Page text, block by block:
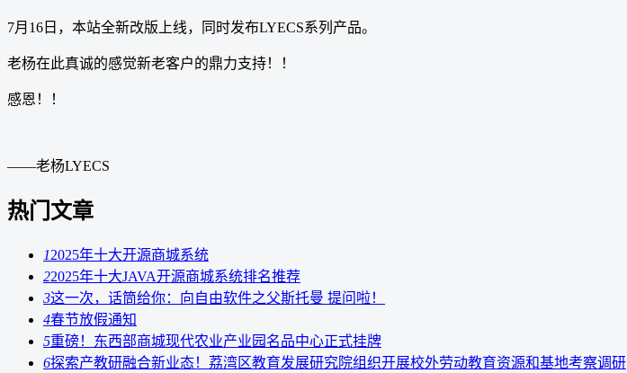
7月16日，本站全新改版上线，同时发布LYECS系列产品。
老杨在此真诚的感觉新老客户的鼎力支持！！
感恩！！
——老杨LYECS
热门文章
12025年十大开源商城系统
22025年十大JAVA开源商城系统排名推荐
3这一次，话筒给你：向自由软件之父斯托曼 提问啦！
4春节放假通知
5重磅！东西部商城现代农业产业园名品中心正式挂牌
6探索产教研融合新业态！荔湾区教育发展研究院组织开展校外劳动教育资源和基地考察调研